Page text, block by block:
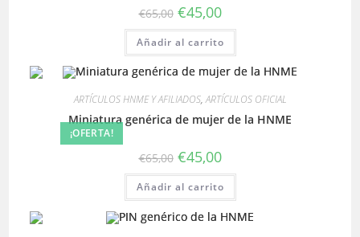
€65,00 El
precio
original
era:
€65,00.
€45,00El
precio
actual
es:
€45,00.
Añadir al carrito
¡OFERTA!
ARTÍCULOS HNME Y AFILIADOS,ARTÍCULOS OFICIAL
Miniatura genérica de mujer de la HNME
€65,00 El
precio
original
era:
€65,00.
€45,00El
precio
actual
es:
€45,00.
Añadir al carrito